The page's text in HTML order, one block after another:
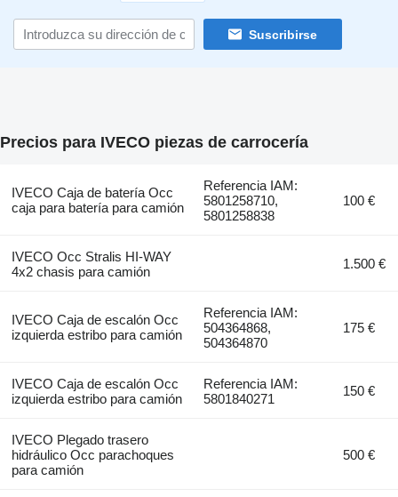
Suscribirse
Precios para IVECO piezas de carrocería
IVECO Caja de batería Occ
caja para batería para camión
Referencia IAM:
5801258710,
5801258838
100 €
IVECO Occ Stralis HI-WAY
4x2 chasis para camión
1.500 €
IVECO Caja de escalón Occ
izquierda estribo para camión
Referencia IAM:
504364868,
504364870
175 €
IVECO Caja de escalón Occ
izquierda estribo para camión
Referencia IAM:
5801840271
150 €
IVECO Plegado trasero
hidráulico Occ parachoques
para camión
500 €